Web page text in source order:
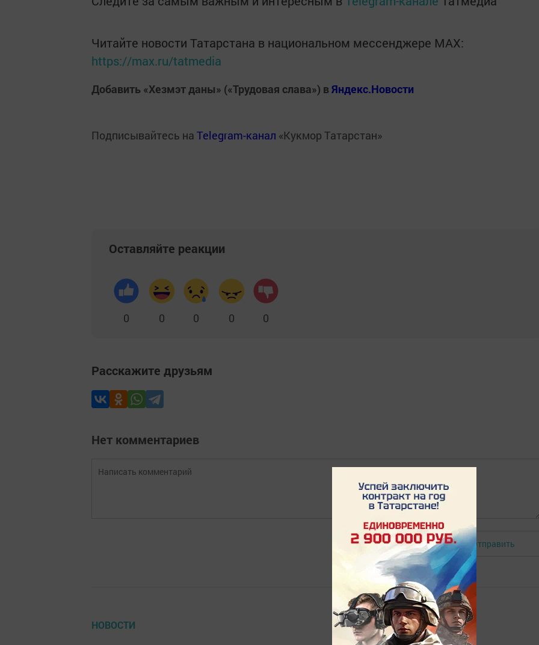
Читайте новости Татарстана в национальном мессенджере MАХ:
https://max.ru/tatmedia
Добавить «Хезмэт даны» («Трудовая слава») вЯндекс.Новости
Подписывайтесь на Telegram-канал «Кукмор Татарстан»
Оставляйте реакции
0 0 0 0 0
Расскажите друзьям
Нет комментариев
Авторизоваться Отправить
НОВОСТИ